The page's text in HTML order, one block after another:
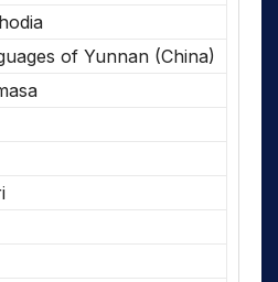
of Yunnan (China)